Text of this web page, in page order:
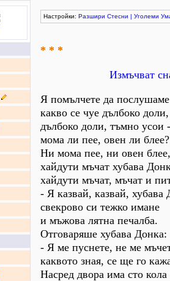
Настройки: Разшири Стесни | Уголеми
* * *
Измъчват
Я помълчете да послушаме
какво се чуе дълбоко доли,
дълбоко доли, тъмно усои -
мома ли пее, овен ли блее?
Ни мома пее, ни овен блее,
хайдути мъчат хубава
хайдути мъчат, мъчат и
- Я казвай, казвай, хубава
свекрово си тежко имане
и мъжова лятна печалба.
Отговаряше хубава Донка:
- Я ме пуснете, не ме
каквото зная, се ще го
Насред двора има сто кола